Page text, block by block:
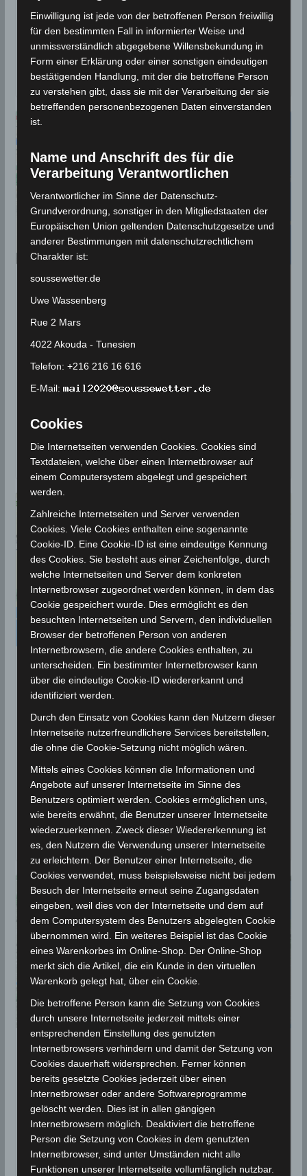
Die Erdbeben-Überwachungsstationen des
Nationalen Instituts für Meteorologie (INM) und des
EMSC haben am Montag, den 14 Juni 2021 zwei
Erdbeben
9 Juni 2021: Erdbeben bei Jelma
im Gouvernorat Sidi Bouzid
[M2.62]
9. Juni 2021 Wettermann
5281 Views
Die Erdbeben-Überwachungsstationen des
Mittwoch, den 9 Juni 2021 um 04.16 Uhr lokaler Zeit
BEBEN 2021
1 Juni 2021: Erdbeben bei
Belkhir im Gouvernorat Gafsa
[M3.17]
1. Juni 2021 Wettermann
4955 Views
Belkhir
Erdbeben Gafsa , Seismologie
Die Erdbeben-Überwachungsstationen des
Nationalen Instituts für Meteorologie (INM) haben am
Dienstag, den 1 Juni 2021 um 21.02 Uhr lokaler Zeit
BEBEN 2021
31 Mai 2021: Zwei Erdbeben in
Mornaguia, Manouba
[M2.56/2.44]
Wettermann
,
Einwilligung ist jede von der betroffenen Person freiwillig
für den bestimmten Fall in informierter Weise und
unmissverständlich abgegebene Willensbekundung in
Form einer Erklärung oder einer sonstigen eindeutigen
bestätigenden Handlung, mit der die betroffene Person
zu verstehen gibt, dass sie mit der Verarbeitung der sie
betreffenden personenbezogenen Daten einverstanden
ist.
Name und Anschrift des für die
Verarbeitung Verantwortlichen
Verantwortlicher im Sinne der Datenschutz-
Grundverordnung, sonstiger in den Mitgliedstaaten der
Europäischen Union geltenden Datenschutzgesetze und
anderer Bestimmungen mit datenschutzrechtlichem
Charakter ist:
soussewetter.de
Uwe Wassenberg
Rue 2 Mars
4022 Akouda - Tunesien
Telefon: +216 216 16 616
E-Mail:
Cookies
Die Internetseiten verwenden Cookies. Cookies sind
Textdateien, welche über einen Internetbrowser auf
einem Computersystem abgelegt und gespeichert
werden.
Zahlreiche Internetseiten und Server verwenden
Cookies. Viele Cookies enthalten eine sogenannte
Cookie-ID. Eine Cookie-ID ist eine eindeutige Kennung
des Cookies. Sie besteht aus einer Zeichenfolge, durch
welche Internetseiten und Server dem konkreten
Internetbrowser zugeordnet werden können, in dem das
Cookie gespeichert wurde. Dies ermöglicht es den
besuchten Internetseiten und Servern, den individuellen
Browser der betroffenen Person von anderen
Internetbrowsern, die andere Cookies enthalten, zu
unterscheiden. Ein bestimmter Internetbrowser kann
über die eindeutige Cookie-ID wiedererkannt und
identifiziert werden.
Durch den Einsatz von Cookies kann den Nutzern dieser
Internetseite nutzerfreundlichere Services bereitstellen,
die ohne die Cookie-Setzung nicht möglich wären.
Mittels eines Cookies können die Informationen und
Angebote auf unserer Internetseite im Sinne des
Benutzers optimiert werden. Cookies ermöglichen uns,
wie bereits erwähnt, die Benutzer unserer Internetseite
wiederzuerkennen. Zweck dieser Wiedererkennung ist
es, den Nutzern die Verwendung unserer Internetseite
zu erleichtern. Der Benutzer einer Internetseite, die
Cookies verwendet, muss beispielsweise nicht bei jedem
Besuch der Internetseite erneut seine Zugangsdaten
eingeben, weil dies von der Internetseite und dem auf
dem Computersystem des Benutzers abgelegten Cookie
übernommen wird. Ein weiteres Beispiel ist das Cookie
eines Warenkorbes im Online-Shop. Der Online-Shop
merkt sich die Artikel, die ein Kunde in den virtuellen
Warenkorb gelegt hat, über ein Cookie.
Die betroffene Person kann die Setzung von Cookies
durch unsere Internetseite jederzeit mittels einer
entsprechenden Einstellung des genutzten
Internetbrowsers verhindern und damit der Setzung von
Cookies dauerhaft widersprechen. Ferner können
bereits gesetzte Cookies jederzeit über einen
Internetbrowser oder andere Softwareprogramme
gelöscht werden. Dies ist in allen gängigen
Internetbrowsern möglich. Deaktiviert die betroffene
Person die Setzung von Cookies in dem genutzten
Internetbrowser, sind unter Umständen nicht alle
Funktionen unserer Internetseite vollumfänglich nutzbar.